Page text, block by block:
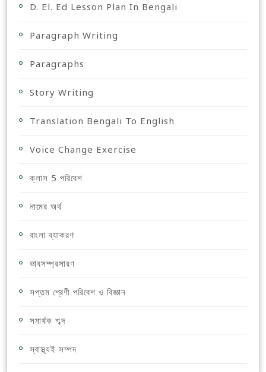
D. El. Ed Lesson Plan In Bengali
Paragraph Writing
Paragraphs
Story Writing
Translation Bengali To English
Voice Change Exercise
ক্লাস 5 পরিবেশ
নামের অর্থ
বাংলা ব্যাকরণ
ভাবসম্প্রসারণ
সপ্তম শ্রেণী পরিবেশ ও বিজ্ঞান
সমার্থক শব্দ
স্বাস্থ্যই সম্পদ